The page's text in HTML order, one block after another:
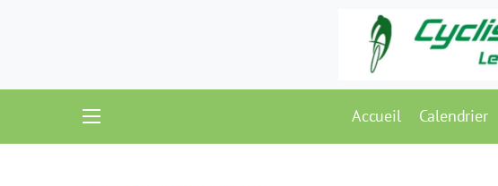
Accueil Calendrier